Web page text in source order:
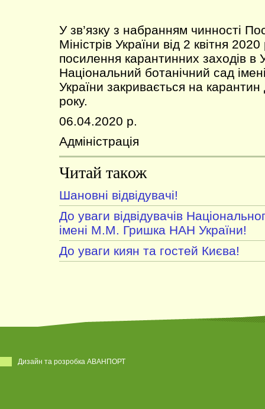
У зв’язку з набранням чинності
Міністрів України від 2 квітня
посилення карантинних заходів в
Національний ботанічний сад
України закривається на карантин
року.
06.04.2020 р.
Адміністрація
Читай також
Шановні відвідувачі!
До уваги відвідувачів
імені М.М. Гришка НАН України!
До уваги киян та гостей Києва!
Дизайн та розробка АВАНПОРТ